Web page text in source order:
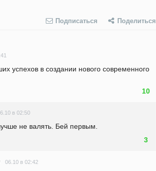
Подписаться Поделиться
успехов в создании нового современного
10
в 02:50
не валять. Бей первым.
3
06.10 в 02:42